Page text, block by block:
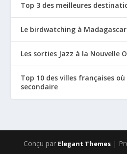
Top 3 des meilleures
Le birdwatching à Madagascar
Les sorties Jazz à la Nouvelle
Top 10 des villes françaises
secondaire
Conçu par Elegant Themes|